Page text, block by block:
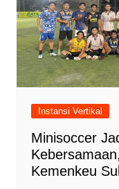
Instansi Vertikal
Minisoccer
Kemenkeu